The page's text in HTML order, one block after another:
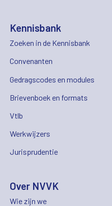
Kennisbank
Zoeken in de Kennisbank
Convenanten
Gedragscodes en modules
Brievenboek en formats
Vtlb
Werkwijzers
Jurisprudentie
Over NVVK
Wie zijn we